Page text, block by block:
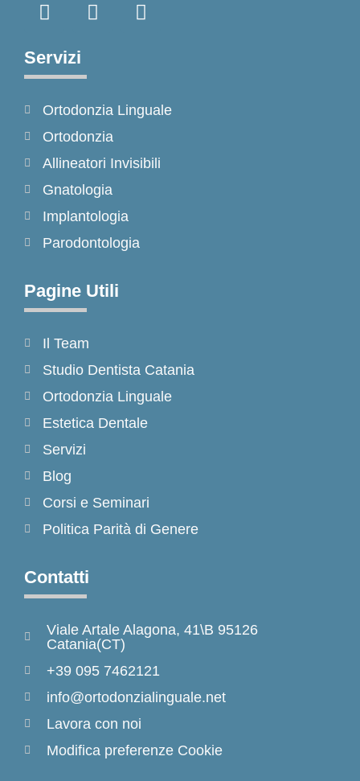
a
e
b
o
k
-
f
n
r
a
m
i
Servizi
Ortodonzia Linguale
Ortodonzia
Allineatori Invisibili
Gnatologia
Implantologia
Parodontologia
Pagine Utili
Il Team
Studio Dentista Catania
Ortodonzia Linguale
Estetica Dentale
Servizi
Blog
Corsi e Seminari
Politica Parità di Genere
Contatti
Viale Artale Alagona, 41\B 95126
Catania(CT)
+39 095 7462121
info@ortodonzialinguale.net
Lavora con noi
Modifica preferenze Cookie